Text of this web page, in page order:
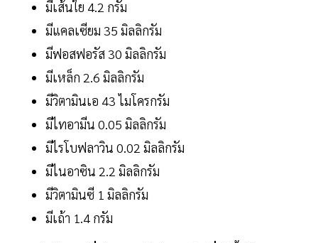
มีเส้นใย 4.2 กรัม
มีแคลเซียม 35 มิลลิกรัม
มีฟอสฟอรัส 30 มิลลิกรัม
มีเหล็ก 2.6 มิลลิกรัม
มีวิตามินเอ 43 ไมโครกรัม
มีไทอามีน 0.05 มิลลิกรัม
มีไรโบฟลาวิน 0.02 มิลลิกรัม
มีไนอาซิน 2.2 มิลลิกรัม
มีวิตามินซี 1 มิลลิกรัม
มีเถ้า 1.4 กรัม